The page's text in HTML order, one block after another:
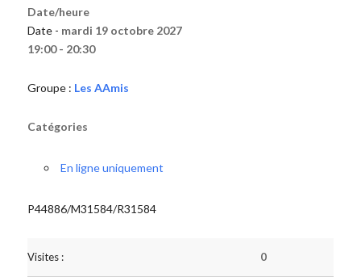
Date/heure
Date - mardi 19 octobre 2027
19:00 - 20:30
Groupe : Les AAmis
Catégories
En ligne uniquement
P44886/M31584/R31584
Visites : 0